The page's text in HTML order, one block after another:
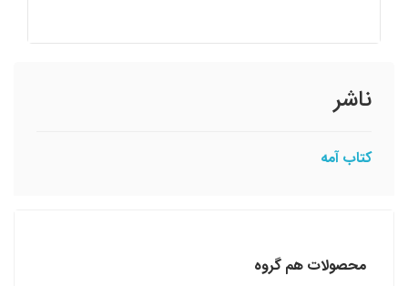
ناشر
کتاب آمه
محصولات هم گروه